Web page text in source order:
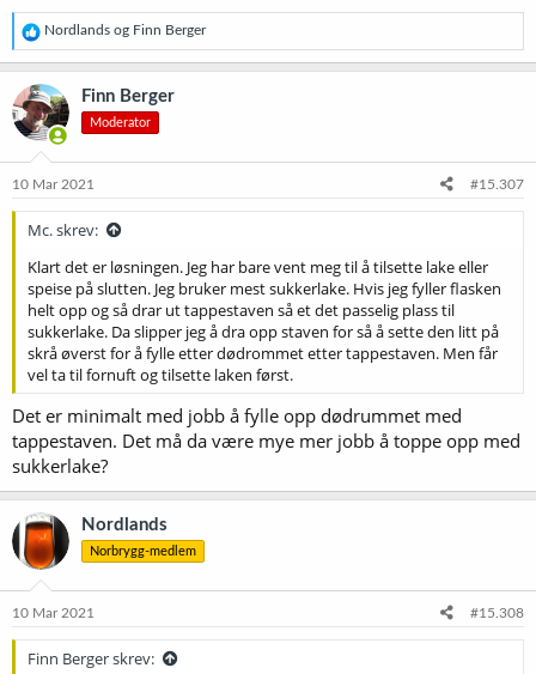
R
e
a
k
s
j
o
e
Nordlands og Finn Berger
Finn Berger
Moderator
10 Mar 2021 #15.307
Mc. skrev:
Klart det er løsningen. Jeg har bare vent meg til å tilsette lake eller
speise på slutten. Jeg bruker mest sukkerlake. Hvis jeg fyller flasken
helt opp og så drar ut tappestaven så et det passelig plass til
sukkerlake. Da slipper jeg å dra opp staven for så å sette den litt på
skrå øverst for å fylle etter dødrommet etter tappestaven. Men får
vel ta til fornuft og tilsette laken først.
Det er minimalt med jobb å fylle opp dødrummet med
tappestaven. Det må da være mye mer jobb å toppe opp med
sukkerlake?
Nordlands
Norbrygg-medlem
10 Mar 2021 #15.308
Finn Berger skrev: